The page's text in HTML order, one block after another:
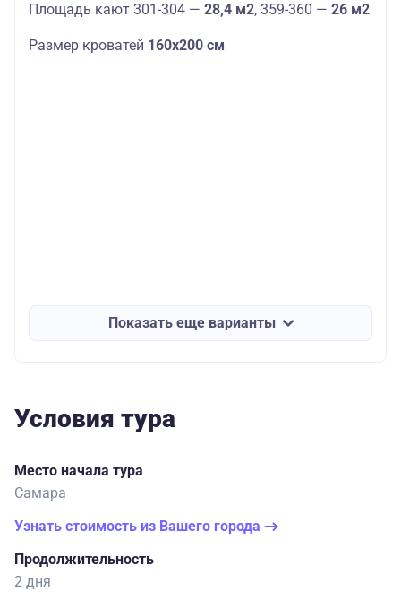
Площадь кают 301-304 — 28,4 м2, 359-360 — 26 м2
Размер кроватей 160х200 см
Показать еще варианты
Условия тура
Место начала тура
Самара
Узнать стоимость из Вашего города
Продолжительность
2 дня